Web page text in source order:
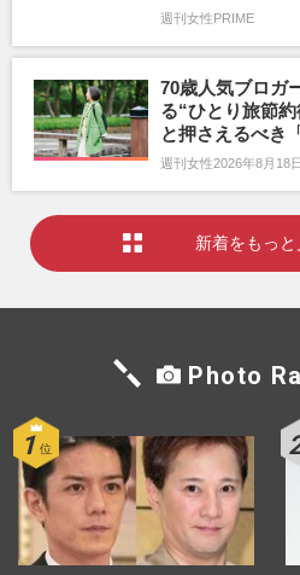
週刊女性PRIME
70歳人気ブロガ
る“ひとり旅節
と押さえるべき
週刊女性2026年8月18
新着をもっと
Photo